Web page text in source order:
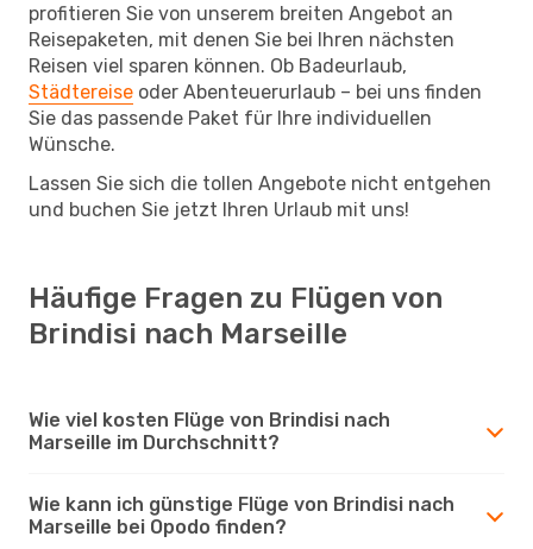
profitieren Sie von unserem breiten Angebot an
Reisepaketen, mit denen Sie bei Ihren nächsten
Reisen viel sparen können. Ob Badeurlaub,
Städtereise oder Abenteuerurlaub – bei uns finden
Sie das passende Paket für Ihre individuellen
Wünsche.
Lassen Sie sich die tollen Angebote nicht entgehen
und buchen Sie jetzt Ihren Urlaub mit uns!
Häufige Fragen zu Flügen von
Brindisi nach Marseille
Wie viel kosten Flüge von Brindisi nach
Marseille im Durchschnitt?
Wie kann ich günstige Flüge von Brindisi nach
Marseille bei Opodo finden?